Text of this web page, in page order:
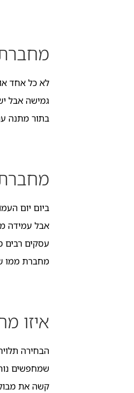
לא כל אחד
גמישה אבל
בתור מתנה
ביום יום
אבל עמידה
עסקים רבים
מחברת ממו
איזו
הבחירה
שמחפשים
קשה את